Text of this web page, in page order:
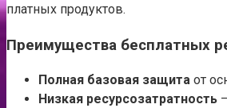
платных продуктов.
Преимущества бесплатных
Полная базовая защита от
Низкая ресурсозатратность